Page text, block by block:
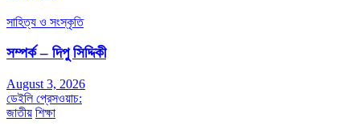
সাহিত্য ও সংস্কৃতি
সম্পর্ক – দিপু সিদ্দিকী
August 3, 2026
ডেইলি প্রেসওয়াচ:
জাতীয় শিক্ষা